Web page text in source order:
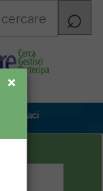
×
×
Contattaci